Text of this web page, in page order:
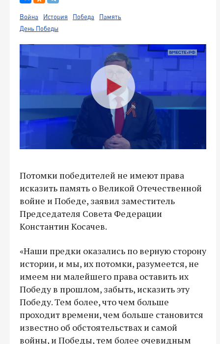
Война История Победа
Память
День Победы
Потомки победителей не имеют права
исказить память о Великой Отечественной
войне и Победе, заявил заместитель
Председателя Совета Федерации
Константин Косачев.
«Наши предки оказались по верную сторону
истории, и мы, их потомки, разумеется, не
имеем ни малейшего права оставить их
Победу в прошлом, забыть, исказить эту
Победу. Тем более, что чем больше
проходит времени, чем больше становится
известно об обстоятельствах и самой
войны, и Победы, тем более очевидным